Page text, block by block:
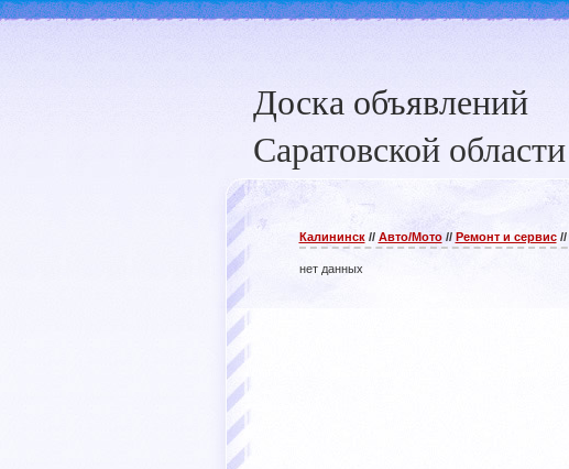
Доска объявлений
Саратовской области
Калининск// Авто/Мото// Ремонт и сервис//
нет данных